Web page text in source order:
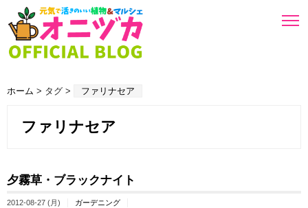
ホーム > タグ > ファリナセア
ファリナセア
夕霧草・ブラックナイト
2012-08-27 (月)
ガーデニング